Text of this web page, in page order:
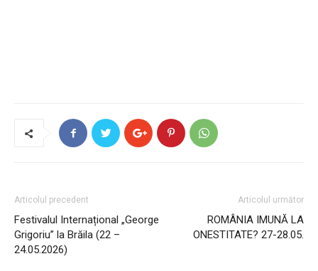
Articolul precedent
Festivalul Internațional „George
Grigoriu” la Brăila (22 –
24.05.2026)
Articolul următor
ROMÂNIA IMUNĂ LA
ONESTITATE? 27-28.05.